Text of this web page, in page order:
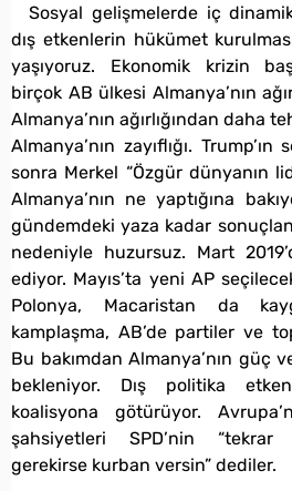
Sosyal gelişmelerde iç
dış etkenlerin hükümet
yaşıyoruz. Ekonomik krizin
birçok AB ülkesi Almanya’nın
Almanya’nın ağırlığından daha
Almanya’nın zayıflığı.
sonra Merkel “Özgür dünyanın
Almanya’nın ne yaptığına
gündemdeki yaza kadar
nedeniyle huzursuz. Mart
ediyor. Mayıs’ta yeni AP
Polonya, Macaristan da
kamplaşma, AB’de partiler ve
Bu bakımdan Almanya’nın güç
bekleniyor. Dış politika
koalisyona götürüyor.
şahsiyetleri SPD’nin “tekrar
gerekirse kurban versin” dediler.